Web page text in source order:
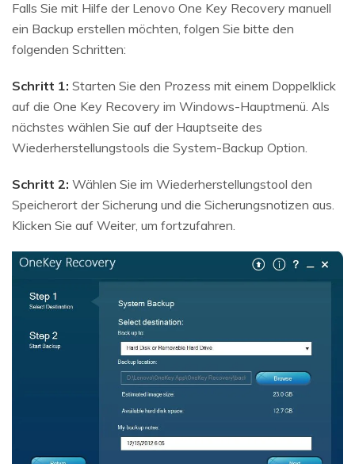
Falls Sie mit Hilfe der Lenovo One Key Recovery manuell
ein Backup erstellen möchten, folgen Sie bitte den
folgenden Schritten:
Schritt 1: Starten Sie den Prozess mit einem Doppelklick
auf die One Key Recovery im Windows-Hauptmenü. Als
nächstes wählen Sie auf der Hauptseite des
Wiederherstellungstools die System-Backup Option.
Schritt 2: Wählen Sie im Wiederherstellungstool den
Speicherort der Sicherung und die Sicherungsnotizen aus.
Klicken Sie auf Weiter, um fortzufahren.